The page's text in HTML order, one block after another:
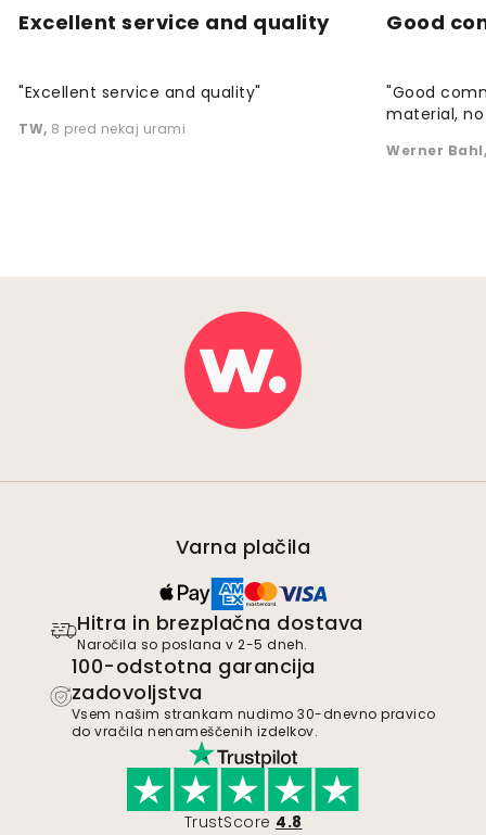
Excellent service and quality
"Excellent service and quality"
TW, 8 pred nekaj urami
Good
"Good
material,
Werner Bahl
Varna plačila
Hitra in brezplačna dostava
Naročila so poslana v 2-5 dneh.
100-odstotna garancija
zadovoljstva
Vsem našim strankam nudimo 30-dnevno pravico
do vračila nenameščenih izdelkov.
TrustScore 4.8